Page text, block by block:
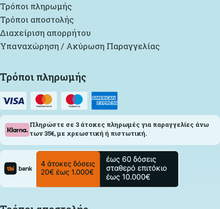
Τρόποι πληρωμής
Τρόποι αποστολής
Διαχείριση απορρήτου
Υπαναχώρηση / Ακύρωση Παραγγελίας
Τρόποι πληρωμής
Πληρώστε σε 3 άτοκες πληρωμές για παραγγελίες άνω
των 35€, με χρεωστική ή πιστωτική.